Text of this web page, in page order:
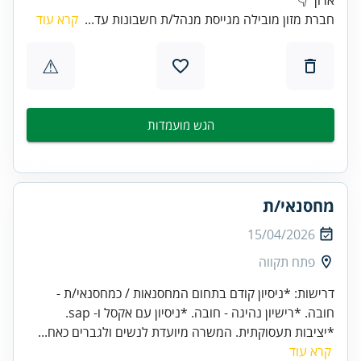
חברת מזון מובילה מגייסת מנהל/ת חשבונות עד... קרא עוד
⚠
הגש מועמדות
מחסנאי/ת
15/04/2026
פתח תקווה
דרישות: *ניסיון קודם בתחום המחסנאות / כמחסנאי/ת -
חובה. *רישיון נהיגה - חובה. *ניסיון עם אקסל ו- sap.
*יציבות תעסוקתית. המשרה מיועדת לנשים ולגברים כאח...
קרא עוד